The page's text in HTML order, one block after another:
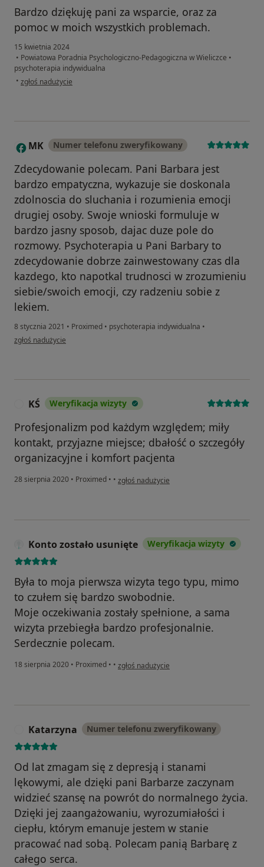
Bardzo dziękuję pani za wsparcie, oraz za
pomoc w moich wszystkich problemach.
15 kwietnia 2024
• Powiatowa Poradnia Psychologiczno-Pedagogiczna w Wieliczce •
psychoterapia indywidualna
• w opinii użytkownika K.G
zgłoś nadużycie
M MK Numer telefonu zweryfikowany
Zdecydowanie polecam. Pani Barbara jest
bardzo empatyczna, wykazuje sie doskonala
zdolnoscia do sluchania i rozumienia emocji
drugiej osoby. Swoje wnioski formuluje w
bardzo jasny sposob, dajac duze pole do
rozmowy. Psychoterapia u Pani Barbary to
zdecydowanie dobrze zainwestowany czas dla
kazdego, kto napotkal trudnosci w zrozumieniu
siebie/swoich emocji, czy radzeniu sobie z
lekiem.
8 stycznia 2021 • Proximed • psychoterapia indywidualna •
w opinii użytkownika MK
zgłoś nadużycie
KŚ Weryfikacja wizyty
Profesjonalizm pod każdym względem; miły
kontakt, przyjazne miejsce; dbałość o szczegóły
organizacyjne i komfort pacjenta
28 sierpnia 2020 • Proximed • • w opinii użytkownika KŚ
zgłoś nadużycie
Konto zostało usunięte Weryfikacja wizyty
Była to moja pierwsza wizyta tego typu, mimo
to czułem się bardzo swobodnie.
Moje oczekiwania zostały spełnione, a sama
wizyta przebiegła bardzo profesjonalnie.
Serdecznie polecam.
18 sierpnia 2020 • Proximed • • w opinii użytkownika Konto zostało usunięte
zgłoś nadużycie
Katarzyna Numer telefonu zweryfikowany
Od lat zmagam się z depresją i stanami
lękowymi, ale dzięki pani Barbarze zaczynam
widzieć szansę na powrót do normalnego życia.
Dzięki jej zaangażowaniu, wyrozumiałości i
ciepłu, którym emanuje jestem w stanie
pracować nad sobą. Polecam panią Barbarę z
całego serca.